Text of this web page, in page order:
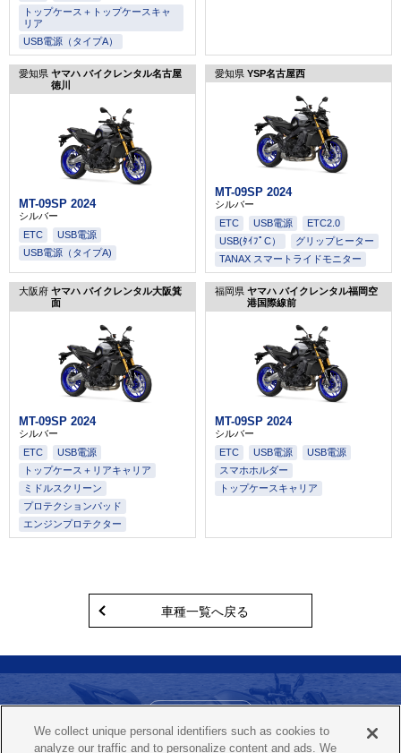
トップケース＋トップケースキャ
リア
USB電源（タイプA）
愛知県 ヤマハ バイクレンタル名古屋
徳川
MT-09SP 2024
シルバー
ETC
USB電源
USB電源（タイプA)
愛知県 YSP名古屋西
MT-09SP 2024
シルバー
ETC
USB電源
ETC2.0
USB(ﾀｲﾌﾟC）
グリップヒーター
TANAX スマートライドモニター
大阪府 ヤマハ バイクレンタル大阪箕
面
MT-09SP 2024
シルバー
ETC
USB電源
トップケース＋リアキャリア
ミドルスクリーン
プロテクションパッド
エンジンプロテクター
福岡県 ヤマハ バイクレンタル福岡空
港国際線前
MT-09SP 2024
シルバー
ETC
USB電源
USB電源
スマホホルダー
トップケースキャリア
車種一覧へ戻る
ヤマハ バイクレンタルコールセンター
We collect unique personal identifiers such as cookies to
analyze our traffic and to personalize content and ads. We